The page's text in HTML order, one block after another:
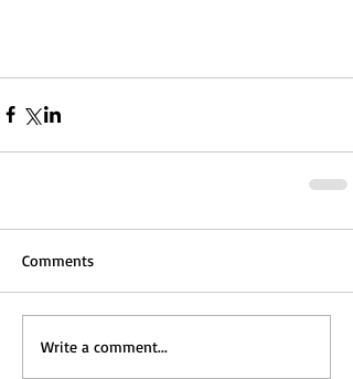
Comments
Write a comment...